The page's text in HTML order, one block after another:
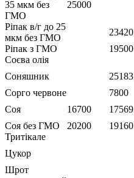
35 мкм без
ГМО
25000
Ріпак в/г до 25
мкм без ГМО
23420
Ріпак з ГМО
19500
Соєва олія
Соняшник
25183
Сорго червоне
7800
Соя
16700 17569
Соя без ГМО
20200 19160
Тритікале
Цукор
Шрот